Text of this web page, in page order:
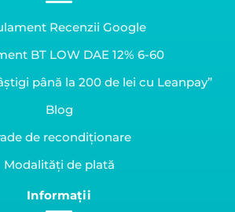
Recenzii Google
BT LOW DAE 12% 6-60
până la 200 de lei cu Leanpay”
Blog
de recondiționare
Modalități de plată
Informații